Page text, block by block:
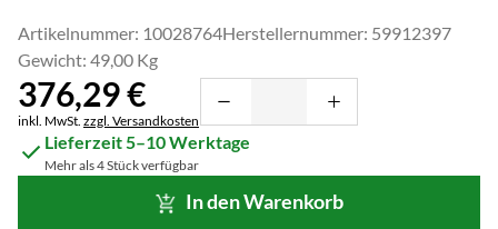
Artikelnummer: 10028764Herstellernummer: 59912397
Gewicht: 49,00 Kg
376,29€
Steuerhinweis:
inkl. MwSt. zzgl. Versandkosten
Lieferzeit 5–10 Werktage
Mehr als 4 Stück verfügbar
In den Warenkorb